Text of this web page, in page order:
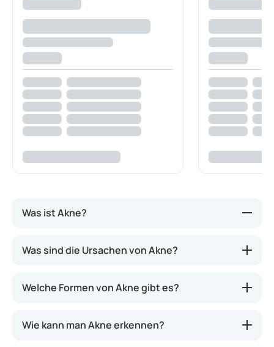
Was ist Akne?
Hauterkrankung, bei der der Talgdrüsenfollikel
daher vor allem an den Stellen, an denen die
im Gesicht, der sogenannten T-Zone (Stirn, Nase,
Was sind die Ursachen von Akne?
Welche Formen von Akne gibt es?
Wie kann man Akne erkennen?